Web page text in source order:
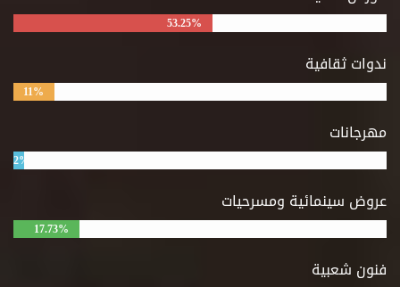
53.25%
ندوات ثقافية
11%
مهرجانات
2%
عروض سينمائية ومسرحيات
17.73%
فنون شعبية